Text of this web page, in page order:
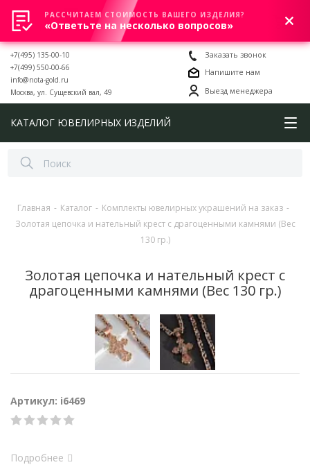
0
+7(495) 135-00-10
+7(499) 550-00-66
info@nota-gold.ru
Москва, ул. Сущевский вал, 49
Заказать звонок
Напишите нам
Выезд менеджера
КАТАЛОГ ЮВЕЛИРНЫХ ИЗДЕЛИЙ
Главная - Каталог - Комплекты ювелирных украшений на заказ -
Золотая цепочка и нательный крест с драгоценными камнями (Вес
130 гр.)
Золотая цепочка и нательный крест с
драгоценными камнями (Вес 130 гр.)
Артикул: i6469
Подробнее
РАССЧИТАЕМ СТОИМОСТЬ ВАШЕГО ИЗДЕЛИЯ?
«Ответьте на несколько вопросов»